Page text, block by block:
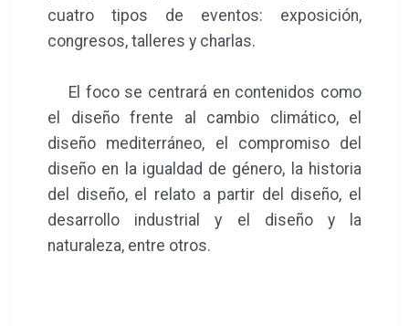
cuatro tipos de eventos: exposición,
congresos, talleres y charlas.
El foco se centrará en contenidos como
el diseño frente al cambio climático, el
diseño mediterráneo, el compromiso del
diseño en la igualdad de género, la historia
del diseño, el relato a partir del diseño, el
desarrollo industrial y el diseño y la
naturaleza, entre otros.